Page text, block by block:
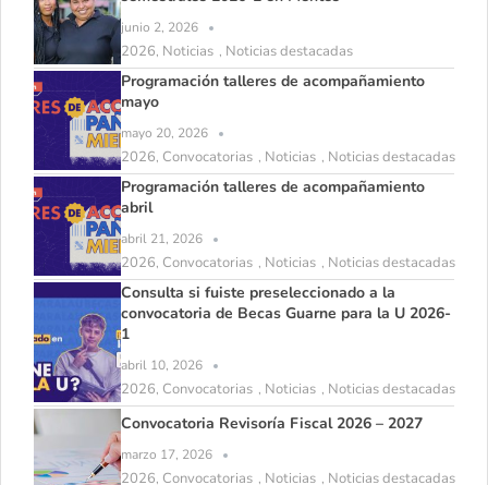
junio 2, 2026
2026, Noticias , Noticias destacadas
Programación talleres de acompañamiento
mayo
mayo 20, 2026
2026, Convocatorias , Noticias , Noticias destacadas
Programación talleres de acompañamiento
abril
abril 21, 2026
2026, Convocatorias , Noticias , Noticias destacadas
Consulta si fuiste preseleccionado a la
convocatoria de Becas Guarne para la U 2026-
1
abril 10, 2026
2026, Convocatorias , Noticias , Noticias destacadas
Convocatoria Revisoría Fiscal 2026 – 2027
marzo 17, 2026
2026, Convocatorias , Noticias , Noticias destacadas